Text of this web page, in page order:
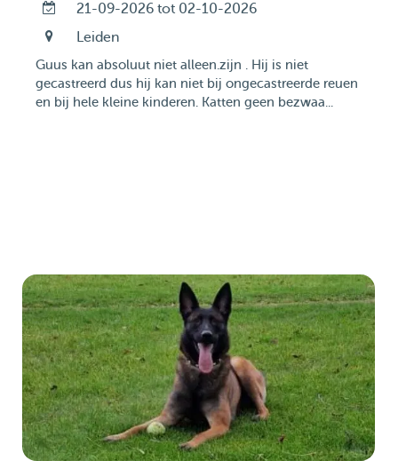
21-09-2026 tot 02-10-2026
Leiden
Guus kan absoluut niet alleen.zijn . Hij is niet
gecastreerd dus hij kan niet bij ongecastreerde reuen
en bij hele kleine kinderen. Katten geen bezwaa...